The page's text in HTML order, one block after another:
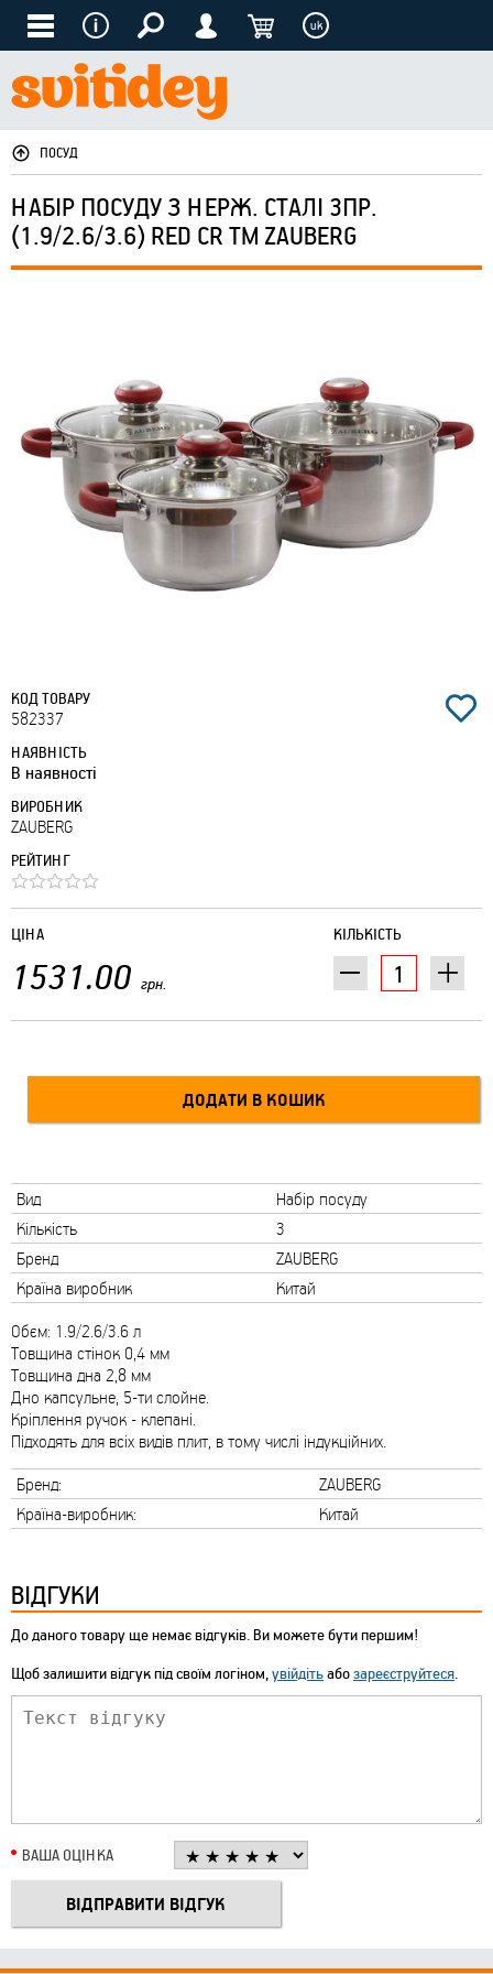
uk
ПОСУД
НАБІР ПОСУДУ З НЕРЖ. СТАЛІ 3ПР.
(1.9/2.6/3.6) RED CR ТМ ZAUBERG
КОД ТОВАРУ
582337
НАЯВНІСТЬ
В наявності
ВИРОБНИК
ZAUBERG
РЕЙТИНГ
КІЛЬКІСТЬ
ЦІНА
1531.00 грн.
Вид
Набір посуду
Кількість
3
Бренд
ZAUBERG
Країна виробник
Китай
Обєм: 1.9/2.6/3.6 л
Товщина стінок 0,4 мм
Товщина дна 2,8 мм
Дно капсульне, 5-ти слойне.
Кріплення ручок - клепані.
Підходять для всіх видів плит, в тому числі індукційних.
Бренд:
ZAUBERG
Країна-виробник:
Китай
ВІДГУКИ
До даного товару ще немає відгуків. Ви можете бути першим!
Щоб залишити відгук під своїм логіном,увійдітьабозареєструйтеся.
ВАША ОЦІНКА